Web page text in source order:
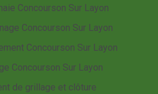
Concourson Sur Layon
Concourson Sur Layon
Concourson Sur Layon
Concourson Sur Layon
de grillage et clôture